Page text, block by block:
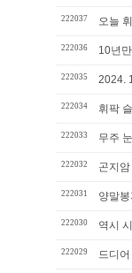
222037 오늘
222036 10년
222035 2024.
222034 휘팍
222033 무주
222032 곤지
222031 양말봉
222030 역시
222029 드디